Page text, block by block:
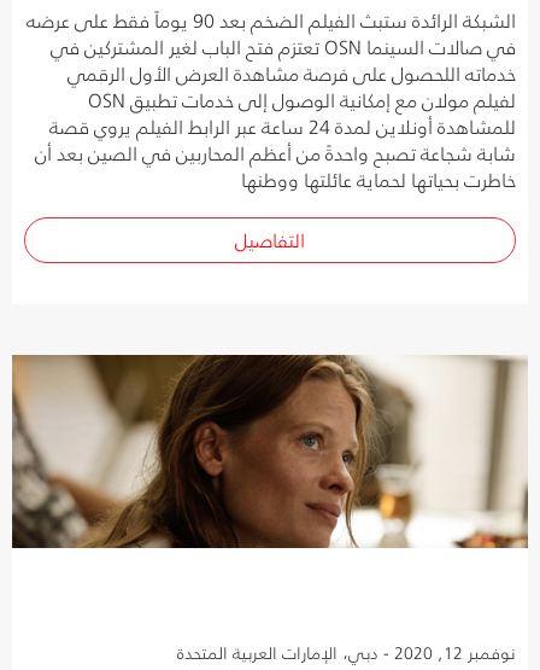
الشبكة الرائدة ستبث الفيلم الضخم بعد 90 يوماً فقط على عرضه
في صالات السينما OSN تعتزم فتح الباب لغير المشتركين في
خدماته اللحصول على فرصة مشاهدة العرض الأول الرقمي
لفيلم مولان مع إمكانية الوصول إلى خدمات تطبيق OSN
للمشاهدة أونلاين لمدة 24 ساعة عبر الرابط الفيلم يروي قصة
شابة شجاعة تصبح واحدةً من أعظم المحاربين في الصين بعد أن
خاطرت بحياتها لحماية عائلتها ووطنها
التفاصيل
نوفمبر 12, 2020 - دبي، الإمارات العربية المتحدة